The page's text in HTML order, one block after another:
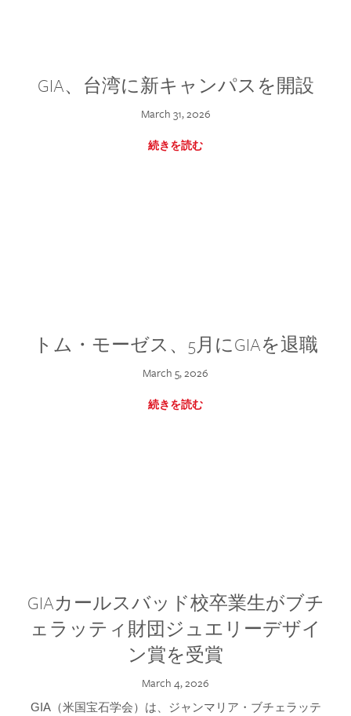
GIA、台湾に新キャンパスを開設
March 31, 2026
続きを読む
トム・モーゼス、5月にGIAを退職
March 5, 2026
続きを読む
GIAカールスバッド校卒業生がブチ
ェラッティ財団ジュエリーデザイ
ン賞を受賞
March 4, 2026
GIA（米国宝石学会）は、ジャンマリア・ブチェラッテ